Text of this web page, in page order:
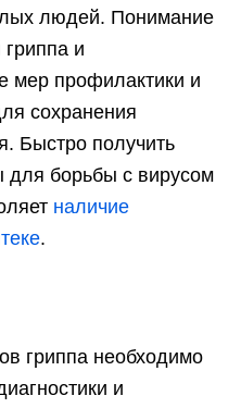
людей. Понимание
и
мер профилактики и
сохранения
Быстро получить
для борьбы с вирусом
наличие
.
гриппа необходимо
и